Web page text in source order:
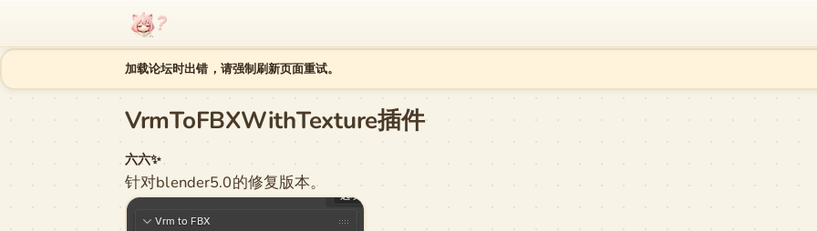
跳至内容
加载论坛时出错，请强制刷新页面重试。
VrmToFBXWithTexture插件
六六✨
针对blender5.0的修复版本。